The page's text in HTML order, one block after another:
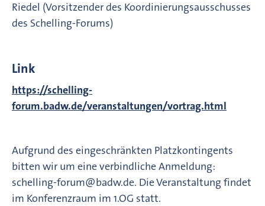
Riedel (Vorsitzender des Koordinierungsausschusses
des Schelling-Forums)
Link
https://schelling-
forum.badw.de/veranstaltungen/vortrag.html
Aufgrund des eingeschränkten Platzkontingents
bitten wir um eine verbindliche Anmeldung:
schelling-forum@badw.de. Die Veranstaltung findet
im Konferenzraum im 1.OG statt.